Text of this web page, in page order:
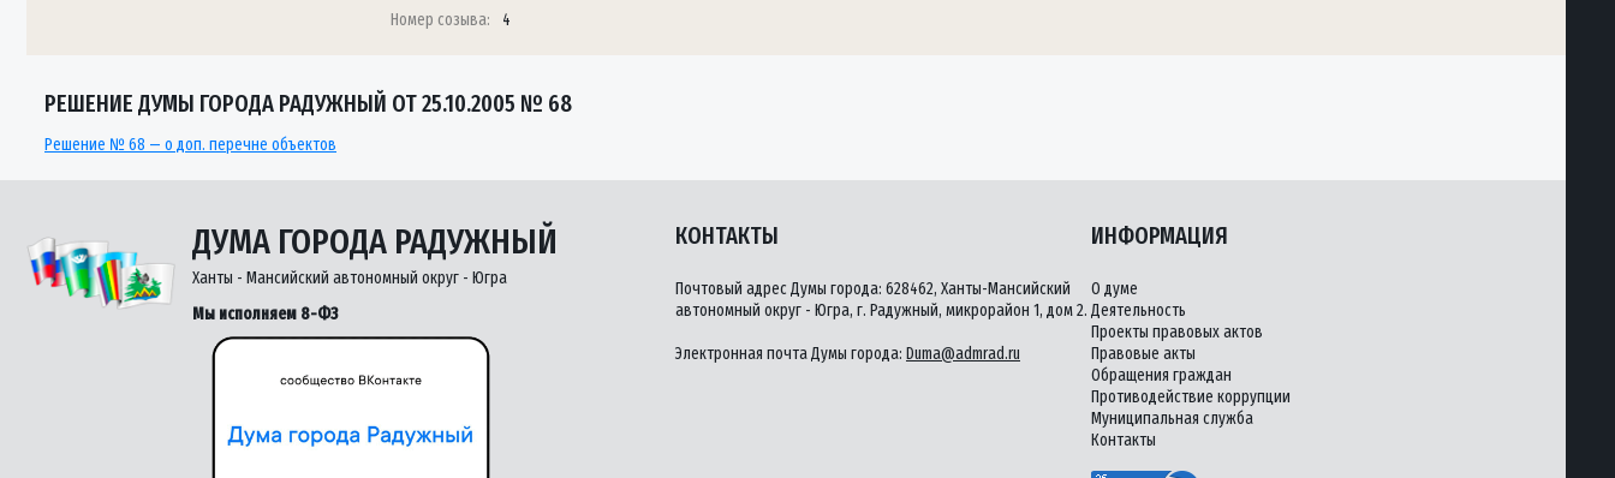
Номер созыва:
4
РЕШЕНИЕ ДУМЫ ГОРОДА РАДУЖНЫЙ ОТ 25.10.2005 № 68
Решение № 68 — о доп. перечне объектов
ДУМА ГОРОДА РАДУЖНЫЙ
Ханты - Мансийский автономный округ - Югра
Мы исполняем 8-ФЗ
КОНТАКТЫ
Почтовый адрес Думы города: 628462, Ханты-Мансийский
автономный округ - Югра, г. Радужный, микрорайон 1, дом 2.
Электронная почта Думы города: Duma@admrad.ru
ИНФОРМАЦИЯ
О думе
Деятельность
Проекты правовых актов
Правовые акты
Обращения граждан
Противодействие коррупции
Муниципальная служба
Контакты